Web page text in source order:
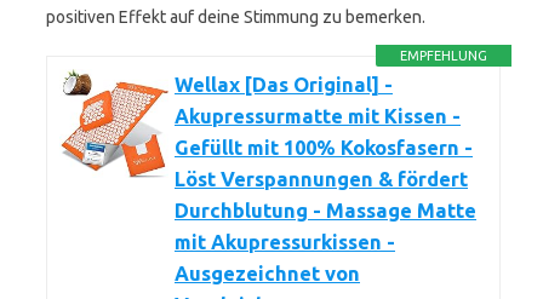
positiven Effekt auf deine Stimmung zu bemerken.
EMPFEHLUNG
Wellax [Das Original] -
Akupressurmatte mit Kissen -
Gefüllt mit 100% Kokosfasern -
Löst Verspannungen & fördert
Durchblutung - Massage Matte
mit Akupressurkissen -
Ausgezeichnet von